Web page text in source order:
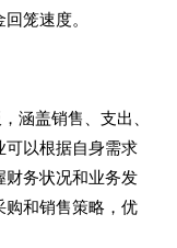
笼速度。
涵盖销售、支出、
可以根据自身需求
财务状况和业务发
购和销售策略，优